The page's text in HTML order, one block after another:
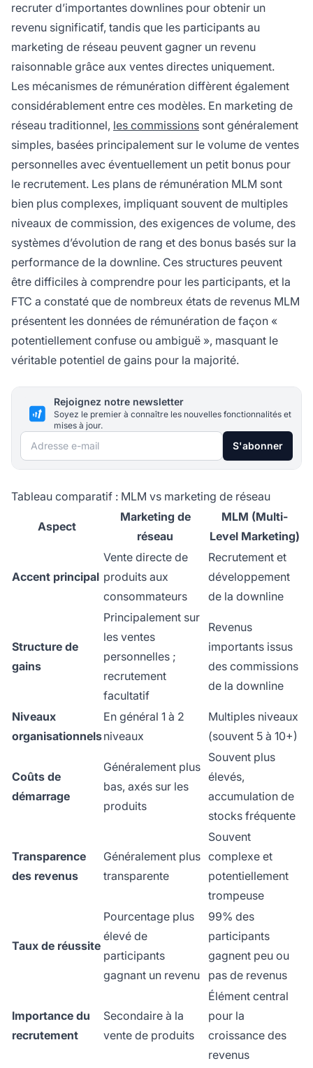
recruter d’importantes downlines pour obtenir un
revenu significatif, tandis que les participants au
marketing de réseau peuvent gagner un revenu
raisonnable grâce aux ventes directes uniquement.
Les mécanismes de rémunération diffèrent également
considérablement entre ces modèles. En marketing de
réseau traditionnel, les commissions sont généralement
simples, basées principalement sur le volume de ventes
personnelles avec éventuellement un petit bonus pour
le recrutement. Les plans de rémunération MLM sont
bien plus complexes, impliquant souvent de multiples
niveaux de commission, des exigences de volume, des
systèmes d’évolution de rang et des bonus basés sur la
performance de la downline. Ces structures peuvent
être difficiles à comprendre pour les participants, et la
FTC a constaté que de nombreux états de revenus MLM
présentent les données de rémunération de façon «
potentiellement confuse ou ambiguë », masquant le
véritable potentiel de gains pour la majorité.
Rejoignez notre newsletter
Soyez le premier à connaître les nouvelles fonctionnalités et
mises à jour.
Adresse e-mail S'abonner
Tableau comparatif : MLM vs marketing de réseau
Aspect
Marketing de
réseau
MLM (Multi-
Level Marketing)
Accent principal
Vente directe de
produits aux
consommateurs
Recrutement et
développement
de la downline
Structure de
gains
Principalement sur
les ventes
personnelles ;
recrutement
facultatif
Revenus
importants issus
des commissions
de la downline
Niveaux
organisationnels
En général 1 à 2
niveaux
Multiples niveaux
(souvent 5 à 10+)
Coûts de
démarrage
Généralement plus
bas, axés sur les
produits
Souvent plus
élevés,
accumulation de
stocks fréquente
Transparence
des revenus
Généralement plus
transparente
Souvent
complexe et
potentiellement
trompeuse
Taux de réussite
Pourcentage plus
élevé de
participants
gagnant un revenu
99% des
participants
gagnent peu ou
pas de revenus
Importance du
recrutement
Secondaire à la
vente de produits
Élément central
pour la
croissance des
revenus